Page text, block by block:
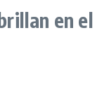
en el